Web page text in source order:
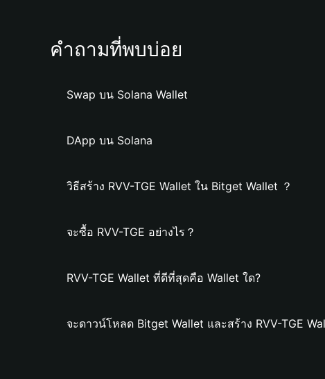
คำถามที่พบบ่อย
Swap บน Solana Wallet
DApp บน Solana
วิธีสร้าง RVV-TGE Wallet ใน Bitget Wallet ？
จะซื้อ RVV-TGE อย่างไร？
RVV-TGE Wallet ที่ดีที่สุดคือ Wallet ใด?
จะดาวน์โหลด Bitget Wallet และสร้าง RVV-TGE